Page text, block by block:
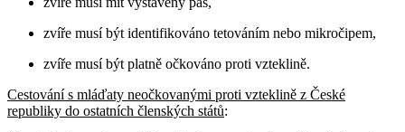
zvíře musí být identifikováno tetováním nebo mikročipem,
zvíře musí být platně očkováno proti vzteklině.
Cestování s mláďaty neočkovanými proti vzteklině z České
republiky do ostatních členských států: